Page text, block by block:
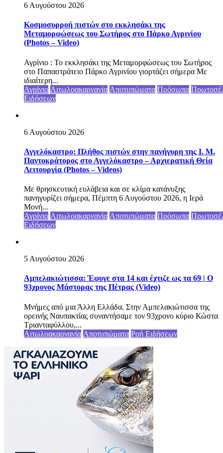
6 Αυγούστου 2026
Κοσμοσυρροή πιστών στο εκκλησάκι της
Μεταμορφώσεως του Σωτήρος στο Πάρκο Αγρινίου
(Photos – Video)
Αγρίνιο : Το εκκλησάκι της Μεταμορφώσεως του Σωτήρος
στο Παπαστράτειο Πάρκο Αγρινίου γιορτάζει σήμερα Με
ιδιαίτερη...
Αγρίνιο Αιτωλοακαρνανία Αποτυπώματα Πρόσωπα
Ειδήσεων
6 Αυγούστου 2026
Αγγελόκαστρο: Πλήθος πιστών στην πανήγυρη της Ι. Μ.
Παντοκράτορος στο Αγγελόκαστρο – Αρχιερατική Θεία
Λειτουργία (Photos – Videos)
Με θρησκευτική ευλάβεια και σε κλίμα κατάνυξης
πανηγυρίζει σήμερα, Πέμπτη 6 Αυγούστου 2026, η Ιερά
Μονή...
Αγρίνιο Αιτωλοακαρνανία Αποτυπώματα Πρόσωπα
Ειδήσεων
5 Αυγούστου 2026
Αμπελακιώτισσα: Έφυγε στα 14 και έχτιζε ως τα 69 | Ο
93χρονος Μάστορας της Πέτρας (Video)
Μνήμες από μια Άλλη Ελλάδα. Στην Αμπελακιώτισσα της
ορεινής Ναυπακτίας συναντήσαμε τον 93χρονο κύριο Κώστα
Τριανταφύλλου,...
Αιτωλοακαρνανία Αποτυπώματα Ροή Ειδήσεων